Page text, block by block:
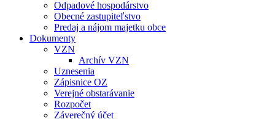
Odpadové hospodárstvo
Obecné zastupiteľstvo
Predaj a nájom majetku obce
Dokumenty
VZN
Archív VZN
Uznesenia
Zápisnice OZ
Verejné obstarávanie
Rozpočet
Záverečný účet